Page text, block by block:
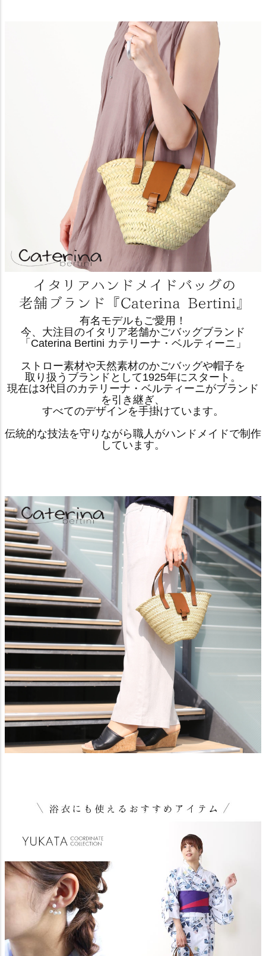
有名モデルもご愛用！
今、大注目のイタリア老舗かごバッグブランド
「Caterina Bertini カテリーナ・ベルティーニ」
ストロー素材や天然素材のかごバッグや帽子を
取り扱うブランドとして1925年にスタート。
現在は3代目のカテリーナ・ベルティーニがブランド
を引き継ぎ、
すべてのデザインを手掛けています。
伝統的な技法を守りながら職人がハンドメイドで制作
しています。